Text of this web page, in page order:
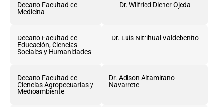
Decano Facultad de
Medicina
Dr. Wilfried Diener Ojeda
Decano Facultad de
Educación, Ciencias
Sociales y Humanidades
Dr. Luis Nitrihual Valdebenito
Decano Facultad de
Ciencias Agropecuarias y
Medioambiente
Dr. Adison Altamirano
Navarrete